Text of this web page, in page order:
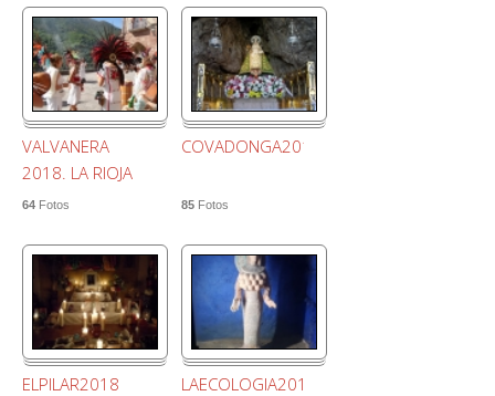
VALVANERA
2018. LA RIOJA
64 Fotos
COVADONGA2018
85 Fotos
ELPILAR2018 LAECOLOGIA2018